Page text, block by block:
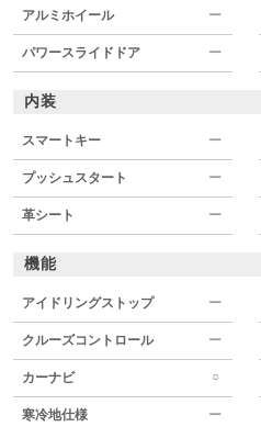
アルミホイール ー
パワースライドドア ー
内装
スマートキー ー
プッシュスタート ー
革シート ー
機能
アイドリングストップ ー
クルーズコントロール ー
カーナビ ○
寒冷地仕様 ー